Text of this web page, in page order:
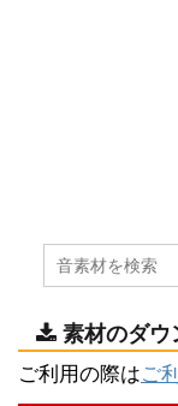
素材のダウ
ご利用の際はご